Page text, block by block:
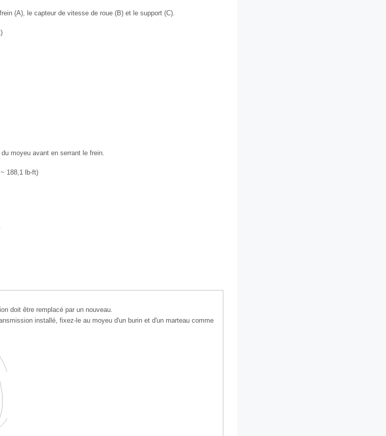
(A), le capteur de vitesse de roue (B) et le support (C).
moyeu avant en serrant le frein.
188,1 lb-ft)
doit être remplacé par un nouveau.
installé, fixez-le au moyeu d'un burin et d'un marteau comme